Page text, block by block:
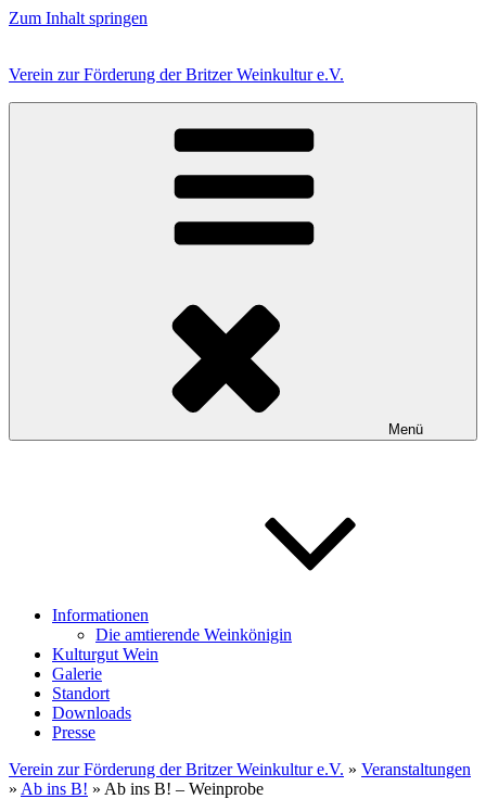
Zum Inhalt springen
Verein zur Förderung der Britzer Weinkultur e.V.
Menü
Informationen
Die amtierende Weinkönigin
Kulturgut Wein
Galerie
Standort
Downloads
Presse
Verein zur Förderung der Britzer Weinkultur e.V. » Veranstaltungen
» Ab ins B! » Ab ins B! – Weinprobe